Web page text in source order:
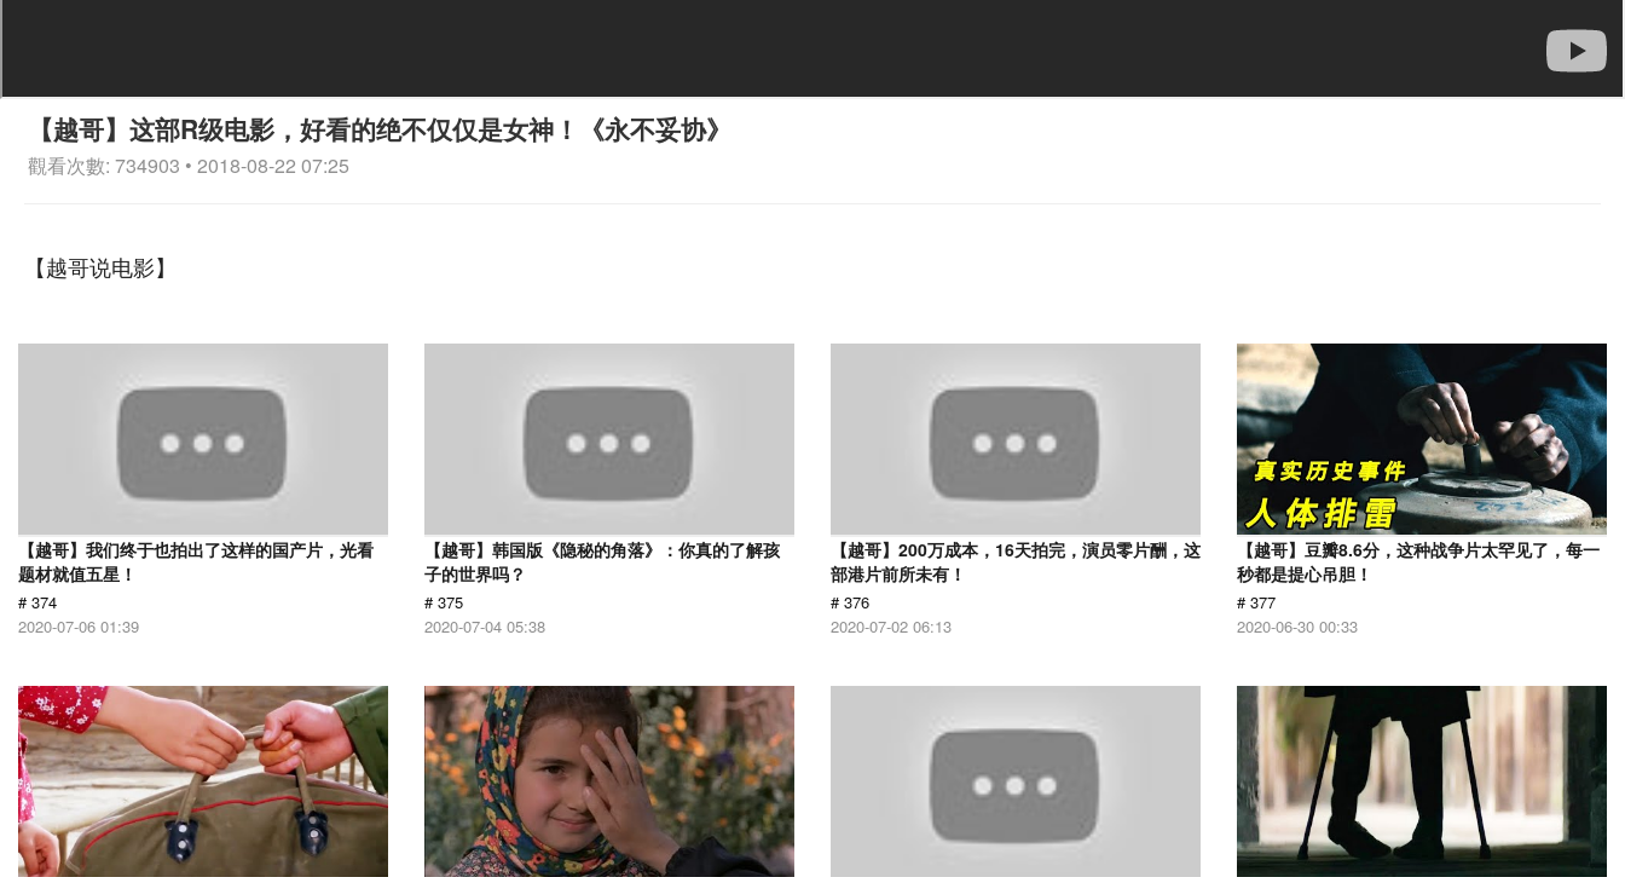
【越哥】这部R级电影，好看的绝不仅仅是女神！《永不妥协》
觀看次數: 734903 • 2018-08-22 07:25
【越哥说电影】
【越哥】我们终于也拍出了这样的国产片，光看
题材就值五星！
# 374
2020-07-06 01:39
【越哥】韩国版《隐秘的角落》：你真的了解孩
子的世界吗？
# 375
2020-07-04 05:38
【越哥】200万成本，16天拍完，演员零片酬，这
部港片前所未有！
# 376
2020-07-02 06:13
【越哥】豆瓣8.6分，这种战争片太罕见了，每一
秒都是提心吊胆！
# 377
2020-06-30 00:33